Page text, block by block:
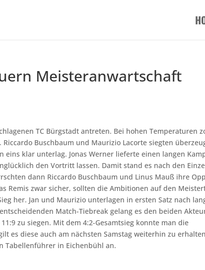
Meisteranwartschaft
TC Bürgstadt antreten. Bei hohen Temperaturen
Buschbaum und Maurizio Lacorte siegten
eins klar unterlag. Jonas Werner lieferte einen langen
den Vortritt lassen. Damit stand es nach den
dann Riccardo Buschbaum und Linus Mauß ihre
Remis zwar sicher, sollten die Ambitionen auf den
her. Jan und Maurizio unterlagen in ersten Satz nach
Match-Tiebreak gelang es den beiden
zu siegen. Mit dem 4:2-Gesamtsieg konnte man die
es diese auch am nächsten Samstag weiterhin zu
Tabellenführer in Eichenbühl an.